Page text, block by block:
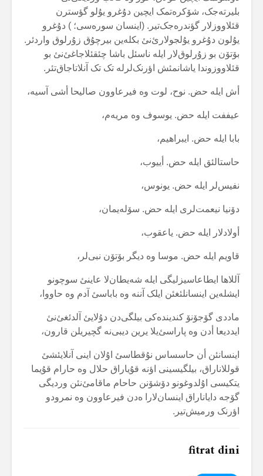
بلیرتەجک، شۆکرەتمک ایچین دۇغرو یۇلو گؤسترن
قئلاووزلار گؤندرەجک‌تیر. (اینسان سورەسی؛ ) دۇغرو
یۇلون دۇغرو یۇلجولارئ‌نئ بکلەین بیرچۇق زۇرلوق واردئر.
بۆتۆن بو زۇرلوق‌لار ایلە ناسئل باشا چئقئلاجاغئ‌نئ بو
قئلاووزوندا یاشانمئش اؤرنک‌لرلە تک تک آنلاتاجاق‌تئر.
أش ایلە حض. نوح، لوت وە فیرعاوون صالیحا أشی آسیە،
عیففت ایلە حض. یوسوف وە مریەم،
بابا ایلە حض. ایبراهیم،
حاستالئق ایلە حض. أییوب،
نفیس‌لر ایلە حض. یونوس،
دۆنیا نیعمت‌لری ایلە حض. سۆلەیمان،
أولادلار ایلە حض. یاعقوب،
قاویم ایلە حض. موسا وە دیگر بۆتۆن نبی‌لر،
آللاها ایطاعاسیزلیگی ایلە شەیطان‌لا عاینئ سوچونو
ایشلەین اینسانلئغئن ایلک آننە وە باباسئ آدم وە حاووا،
ماددی گۆجۆنۆ کندیندەکی بیلگی‌دن دۇلایئ آلدئغئ‌نئ
ایددیعا أدن وە پاراسئ‌یلا یرین دیبی‌نە گچیریلن قارون،
اینسانئن أن حاسساس نۇقطاسئ اۇلان اینی آنلایئشئ
قوللاناراق، بیلگیسینی اؤنە قۇیاراق حلال وە حارام قۇیما
یتکیسی اۇلدوغونو دۆشۆنن حاحام ماقامئ‌نئن وردیگی
گۆجە دایاناراق اینسان‌لارا ەدن فیرعاوون وە نمرودو
اؤرنک ورمیش‌تیر.
fitrat dini